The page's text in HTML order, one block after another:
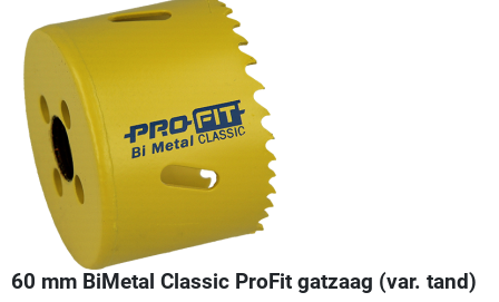
60 mm BiMetal Classic ProFit gatzaag (var. tand)